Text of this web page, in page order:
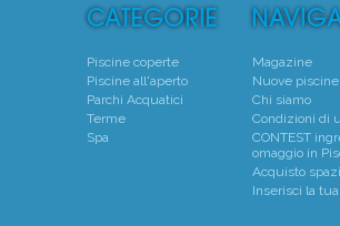
Piscine coperte
Piscine all'aperto
Parchi Acquatici
Terme
Spa
Magazine
Nuove piscine
Chi siamo
Condizioni di
CONTEST
omaggio in
Acquisto
Inserisci la